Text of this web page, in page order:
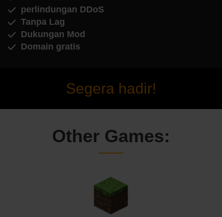
perlindungan DDoS
Tanpa Lag
Dukungan Mod
Domain gratis
Segera hadir!
Other Games: